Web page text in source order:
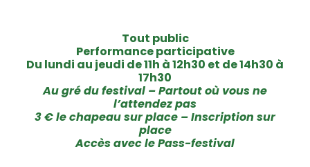
Tout public
Performance participative
Du lundi au jeudi de 11h à 12h30 et de 14h30 à
17h30
Au gré du festival – Partout où vous ne
l’attendez pas
3 € le chapeau sur place – Inscription sur
place
Accès avec le Pass-festival